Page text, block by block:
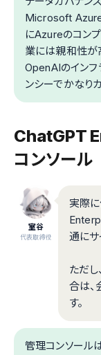
Microsoft Azure
にAzureのコン
業には親和性が
OpenAIのインフ
ンシーでかなり
ChatGPT
コンソール
室谷
代表取締役
実際
通にサ
ただ
合は
す。
管理コンソール